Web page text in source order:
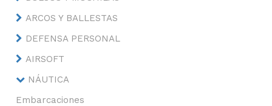
ARCOS Y BALLESTAS
DEFENSA PERSONAL
AIRSOFT
NÁUTICA
Embarcaciones